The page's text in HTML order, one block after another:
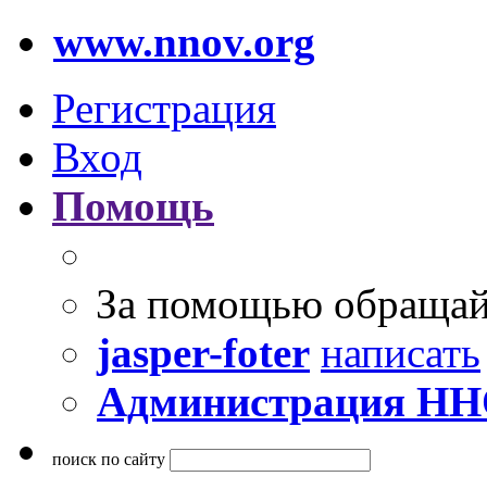
www.nnov.org
Регистрация
Вход
Помощь
За помощью
jasper-foter написать
Администрация
поиск по сайту